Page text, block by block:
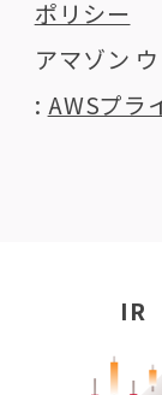
ポリシー
アマゾン
: AWSプラ
IR